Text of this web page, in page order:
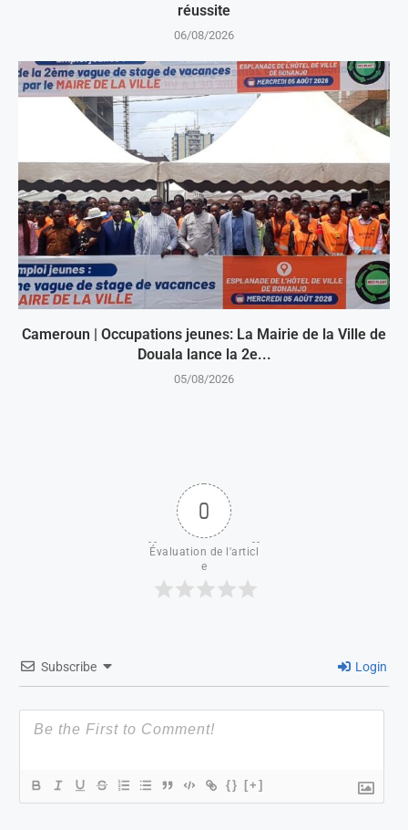
réussite
06/08/2026
Cameroun | Occupations jeunes: La Mairie de la Ville de
Douala lance la 2e...
05/08/2026
0
Évaluation de l'articl
e
Subscribe Login
{} [+]